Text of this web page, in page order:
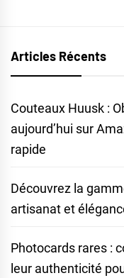
Articles Récents
Couteaux Huusk :
aujourd’hui sur
rapide
Découvrez la
artisanat et
Photocards rares :
leur authenticité